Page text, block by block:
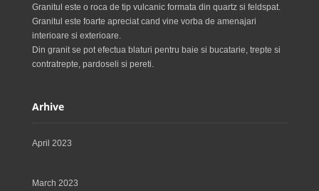
Granitul este o roca de tip vulcanic formata din quartz si feldspat.
Granitul este foarte apreciat cand vine vorba de amenajari
interioare si exterioare.
Din granit se pot efectua blaturi pentru baie si bucatarie, trepte si
contratrepte, pardoseli si pereti.
Arhive
April 2023
March 2023